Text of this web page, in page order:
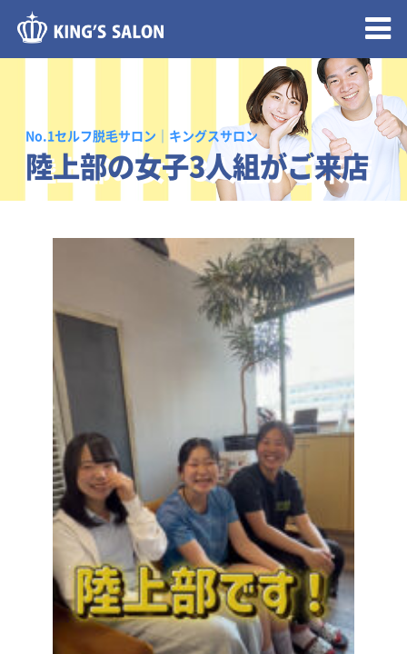
No.1セルフ脱毛サロン｜キングスサロン
陸上部の女子3人組がご来店